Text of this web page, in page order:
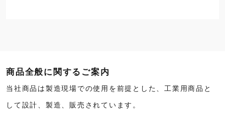
商品全般に関するご案内
当社商品は製造現場での使用を前提とした、工業用商品と
して設計、製造、販売されています。